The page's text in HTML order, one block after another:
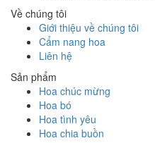
Về chúng tôi
Giới thiệu về chúng tôi
Cẩm nang hoa
Liên hệ
Sản phẩm
Hoa chúc mừng
Hoa bó
Hoa tình yêu
Hoa chia buồn